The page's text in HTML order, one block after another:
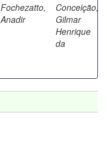
Fochezatto,
Anadir
Conceição,
Gilmar
Henrique
da